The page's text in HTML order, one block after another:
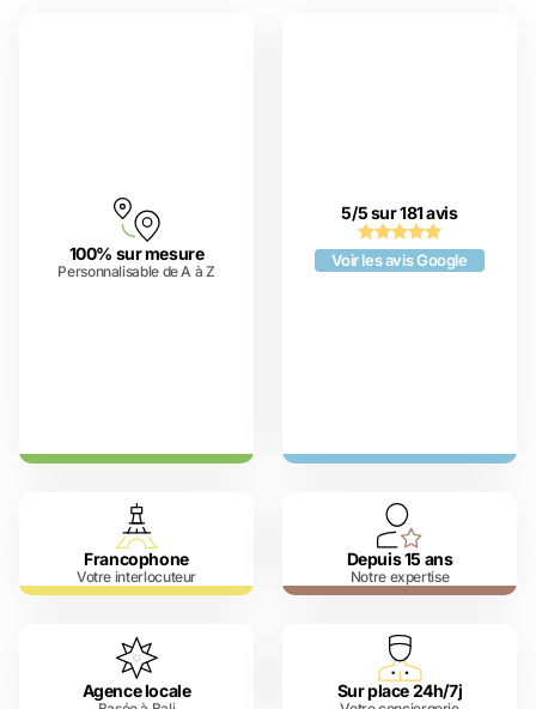
100% sur mesure
Personnalisable de A à Z
5/5 sur 181 avis
Voir les avis Google
Francophone
Votre interlocuteur
Depuis 15 ans
Notre expertise
Agence locale Sur place 24h/7j